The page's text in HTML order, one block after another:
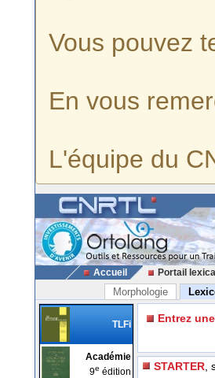
Vous pouvez
En vous
L'équipe du
Accueil Portail lexical
Morphologie
TLFi
Académie
9e édition
Entrez
STARTER